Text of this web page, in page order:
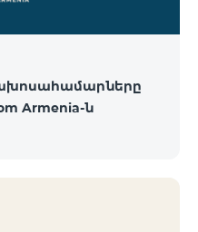
Armenia-ն